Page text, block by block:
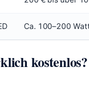
Ca. 100–200
kostenlos?